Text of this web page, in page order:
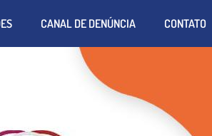
CANAL DE DENÚNCIA CONTATO